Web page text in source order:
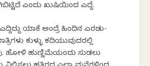
ಎಂದು ಖುಷಿಯಿಂದ ಎದ್ದೆ.
ಯಾಕೆ ಅಂದ್ರೆ ಹಿಂದಿನ ಎರಡು-
ಕುಳ್ಳು ಕದಿಯುವುದರಲ್ಲಿ
ಹೋಳಿ ಹುಣ್ಣಿಮೆಯಂದು ಸುಡಲು